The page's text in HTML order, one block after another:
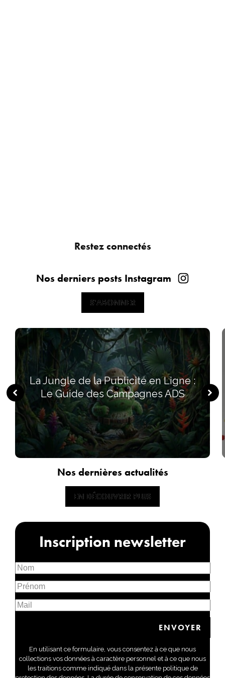
Restez connectés
Nos derniers posts Instagram
S'ABONNER
S'ABONNER
La Jungle de la Publicité en Ligne :
Le Guide des Campagnes ADS
Nos dernières actualités
EN DÉCOUVRIR PLUS
EN DÉCOUVRIR PLUS
Inscription newsletter
En utilisant ce formulaire, vous consentez à ce que nous
collections vos données à caractère personnel et à ce que nous
les traitions comme indiqué dans la présente politique de